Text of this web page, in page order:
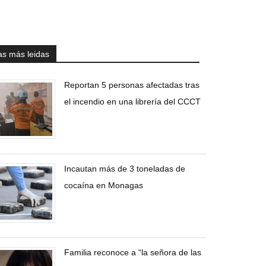
más leidas
Reportan 5 personas afectadas tras
el incendio en una librería del CCCT
Incautan más de 3 toneladas de
cocaína en Monagas
Familia reconoce a “la señora de las